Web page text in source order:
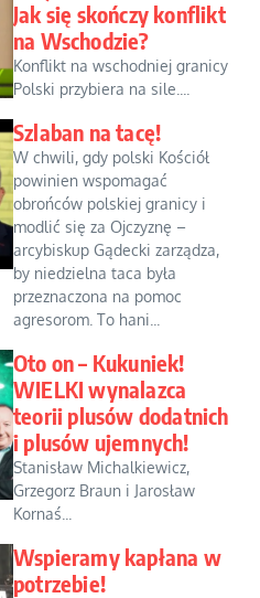
Jak się skończy konflikt
na Wschodzie?
Konflikt na wschodniej granicy
Polski przybiera na sile....
Szlaban na tacę!
W chwili, gdy polski Kościół
powinien wspomagać
obrońców polskiej granicy i
modlić się za Ojczyznę –
arcybiskup Gądecki zarządza,
by niedzielna taca była
przeznaczona na pomoc
agresorom. To hani...
Oto on – Kukuniek!
WIELKI wynalazca
teorii plusów dodatnich
i plusów ujemnych!
Stanisław Michalkiewicz,
Grzegorz Braun i Jarosław
Kornaś...
Wspieramy kapłana w
potrzebie!